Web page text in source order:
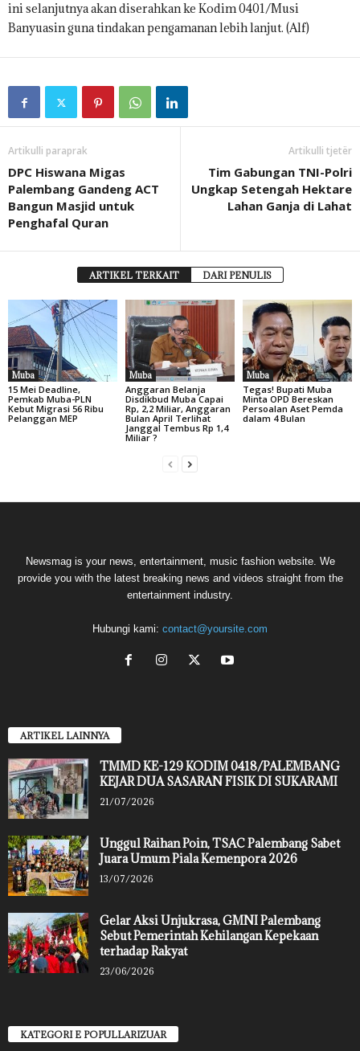
ini selanjutnya akan diserahkan ke Kodim 0401/Musi
Banyuasin guna tindakan pengamanan lebih lanjut. (Alf)
Artikulli paraprak
DPC Hiswana Migas
Palembang Gandeng ACT
Bangun Masjid untuk
Penghafal Quran
Artikulli tjetër
Tim Gabungan TNI-Polri
Ungkap Setengah Hektare
Lahan Ganja di Lahat
ARTIKEL TERKAIT DARI PENULIS
Muba
15 Mei Deadline,
Pemkab Muba-PLN
Kebut Migrasi 56 Ribu
Pelanggan MEP
Muba
Anggaran Belanja
Disdikbud Muba Capai
Rp, 2,2 Miliar, Anggaran
Bulan April Terlihat
Janggal Tembus Rp 1,4
Miliar ?
Muba
Tegas! Bupati Muba
Minta OPD Bereskan
Persoalan Aset Pemda
dalam 4 Bulan
Newsmag is your news, entertainment, music fashion website. We
provide you with the latest breaking news and videos straight from the
entertainment industry.
Hubungi kami: contact@yoursite.com
ARTIKEL LAINNYA
TMMD KE-129 KODIM 0418/PALEMBANG
KEJAR DUA SASARAN FISIK DI SUKARAMI
21/07/2026
Unggul Raihan Poin, TSAC Palembang Sabet
Juara Umum Piala Kemenpora 2026
13/07/2026
Gelar Aksi Unjukrasa, GMNI Palembang
Sebut Pemerintah Kehilangan Kepekaan
terhadap Rakyat
23/06/2026
KATEGORI E POPULLARIZUAR